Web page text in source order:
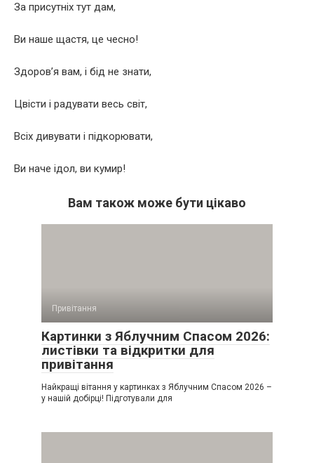
За присутніх тут дам,
Ви наше щастя, це чесно!
Здоров’я вам, і бід не знати,
Цвісти і радувати весь світ,
Всіх дивувати і підкорювати,
Ви наче ідол, ви кумир!
Вам також може бути цікаво
Привітання
Картинки з Яблучним Спасом 2026:
листівки та відкритки для
привітання
Найкращі вітання у картинках з Яблучним Спасом 2026 –
у нашій добірці! Підготували для